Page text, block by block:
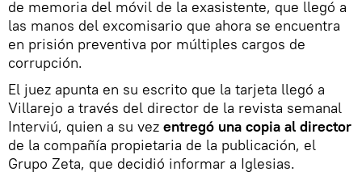
de memoria del móvil de la exasistente, que llegó a
las manos del excomisario que ahora se encuentra
en prisión preventiva por múltiples cargos de
corrupción.
El juez apunta en su escrito que la tarjeta llegó a
Villarejo a través del director de la revista semanal
Interviú, quien a su vez entregó una copia al director
de la compañía propietaria de la publicación, el
Grupo Zeta, que decidió informar a Iglesias.